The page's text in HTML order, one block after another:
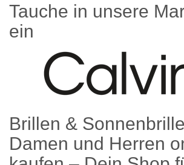
Tauche in unsere
ein
Brillen &
Damen und Herren